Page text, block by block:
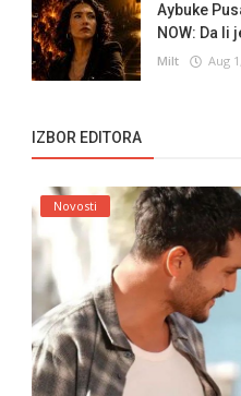
Aybuke
NOW: Da li
Milt Aug
IZBOR EDITORA
Novosti